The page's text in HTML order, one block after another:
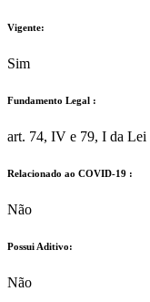
Vigente:
Sim
Fundamento Legal :​
art. 74, IV e 79, I da Lei
Relacionado ao COVID-19 :​
Não
Possui Aditivo:​
Não